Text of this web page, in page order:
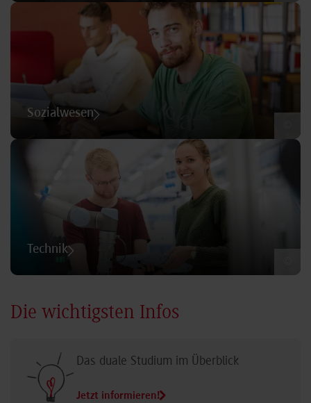
Sozialwesen
Technik
Die wichtigsten Infos
Das duale Studium im Überblick
Jetzt informieren!